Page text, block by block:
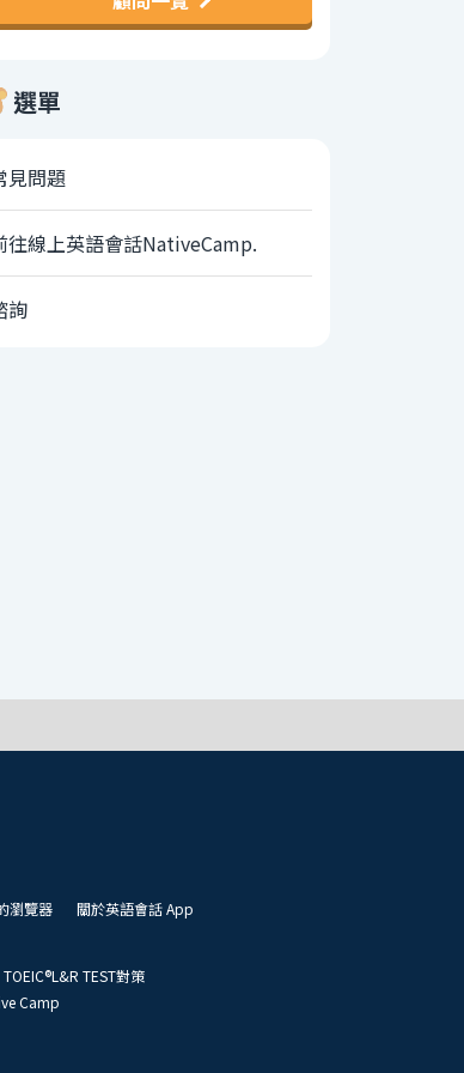
選單
見問題
往線上英語會話NativeCamp.
詢
瀏覽器 關於英語會話 App
TOEIC®L&R TEST對策
Camp